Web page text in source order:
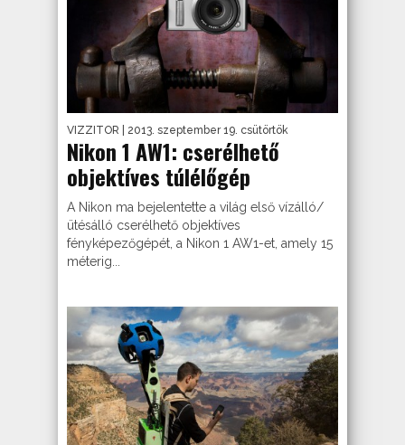
VIZZITOR | 2013. szeptember 19. csütörtök
Nikon 1 AW1: cserélhető
objektíves túlélőgép
A Nikon ma bejelentette a világ első vízálló/
ütésálló cserélhető objektíves
fényképezőgépét, a Nikon 1 AW1-et, amely 15
méterig...